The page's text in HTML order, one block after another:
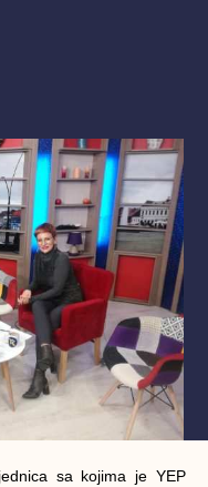
sa kojima je YEP